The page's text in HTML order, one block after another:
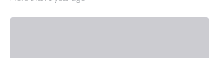
Leben gerufen, um die bemerkenswertesten